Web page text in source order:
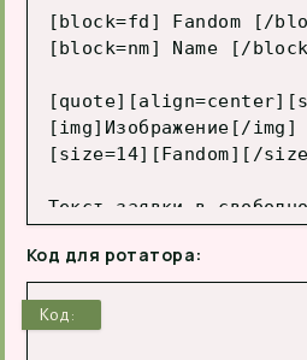
[block=fd] Fandom [/
[block=nm] Name [/
[img]Изображение[/img]
[size=14][Fandom][/
Текст заявки в
Требования от
[spoiler="Пример
Код для ротатора:
Код: